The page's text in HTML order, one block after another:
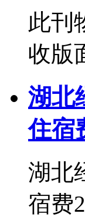
此刊
收版
湖北
住宿
湖北
宿费